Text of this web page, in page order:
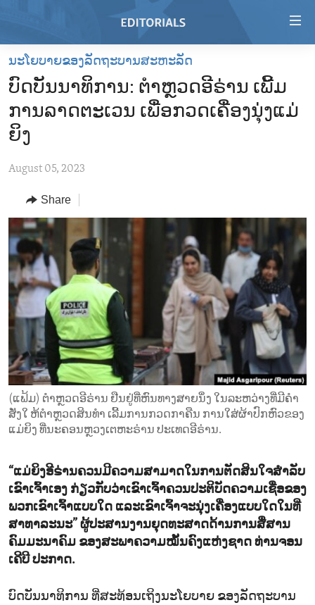
Skip
main
content
Skip
to
main
Navigation
to
Search
HOME
RADIO
AFRICA
AMERICAS
ASIA
EUROPE
MIDDLE EAST
TOPICS
HUMAN RIGHTS
SECURITY AND DEFENSE
AID AND DEVELOPMENT
DEMOCRACY AND GOVERNANCE
ECONOMY AND TRADE
ENVIRONMENT AND HEALTH
IDEALS AND INSTITUTIONS
ARCHIVE
ABOUT US
FOLLOW US
ນະໂຍບາຍຂອງລັດຖະບານສະຫະລັດ
ບົດບັນນາທິການ: ຕຳຫຼວດອີຣ່ານ ເພີ້ມ
ການລາດຕະເວນ ເພື່ອກວດເຄື່ອງນຸ່ງແມ່
ຍິງ
August 05, 2023
Share
(ແຟ້ມ) ຕຳ​ຫຼວດ​ອີ​ຣ່ານ​ ຢືນ​ຢູ່​ທີ່​ຫົນ​ທາງ​ສາຍ​ນຶ່ງ ໃນ​ລະ​ຫວ່າງ​ທີ່​ມີ​ຄຳ​
ສັ່ງ​ໃ ຫ້​ຕຳ​ຫຼວດ​ສິນ​ທຳ ເລີ້ມ​ການກວດ​ກາ​ຄືນ ການ​ໃສ່​ຜ້າ​ປົກ​ຫົວ​ຂອງ​
ແມ່​ຍິງ ທີ່​ນະ​ຄອນ​ຫຼວງ​ເຕ​ຫະ​ຣ່ານ ປະ​ເທດ​ອີ​ຣ່ານ.
“ແມ່ຍິງອີຣ່ານຄວນມີຄວາມສາມາດໃນການຕັດສິນໃຈສຳລັບ
ເຂົາເຈົ້າເອງ ກ່ຽວກັບວ່າເຂົາເຈົ້າຄວນປະຕິບັດຄວາມເຊື່ອຂອງ
ພວກເຂົາເຈົ້າແບບໃດ ແລະເຂົາເຈົ້າຈະນຸ່ງເຄື່ອງແບບໃດໃນທີ່
ສາທາລະນະ” ຜູ້ປະສານງານຍຸດທະສາດດ້ານການສື່ສານ
ຄົມມະນາຄົມ ຂອງສະພາຄວາມໝັ້ນຄົງແຫ່ງຊາດ ທ່ານຈອນ
ເຄີບີ ປະກາດ.
ບົດບັນນາທິການ ທີ່ສະທ້ອນເຖິງນະໂຍບາຍ ຂອງລັດຖະບານ